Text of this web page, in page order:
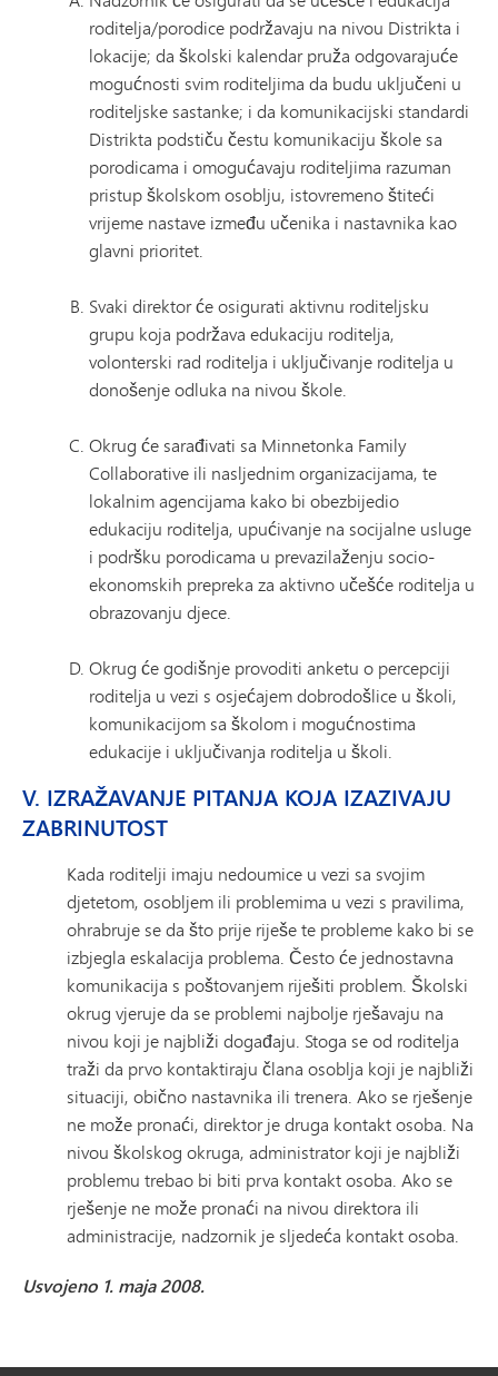
roditelja/porodice podržavaju na nivou Distrikta i
lokacije; da školski kalendar pruža odgovarajuće
mogućnosti svim roditeljima da budu uključeni u
roditeljske sastanke; i da komunikacijski standardi
Distrikta podstiču čestu komunikaciju škole sa
porodicama i omogućavaju roditeljima razuman
pristup školskom osoblju, istovremeno štiteći
vrijeme nastave između učenika i nastavnika kao
glavni prioritet.
Svaki direktor će osigurati aktivnu roditeljsku
grupu koja podržava edukaciju roditelja,
volonterski rad roditelja i uključivanje roditelja u
donošenje odluka na nivou škole.
Okrug će sarađivati ​​sa Minnetonka Family
Collaborative ili nasljednim organizacijama, te
lokalnim agencijama kako bi obezbijedio
edukaciju roditelja, upućivanje na socijalne usluge
i podršku porodicama u prevazilaženju socio-
ekonomskih prepreka za aktivno učešće roditelja u
obrazovanju djece.
Okrug će godišnje provoditi anketu o percepciji
roditelja u vezi s osjećajem dobrodošlice u školi,
komunikacijom sa školom i mogućnostima
edukacije i uključivanja roditelja u školi.
V. IZRAŽAVANJE PITANJA KOJA IZAZIVAJU
ZABRINUTOST
Kada roditelji imaju nedoumice u vezi sa svojim
djetetom, osobljem ili problemima u vezi s pravilima,
ohrabruje se da što prije riješe te probleme kako bi se
izbjegla eskalacija problema. Često će jednostavna
komunikacija s poštovanjem riješiti problem. Školski
okrug vjeruje da se problemi najbolje rješavaju na
nivou koji je najbliži događaju. Stoga se od roditelja
traži da prvo kontaktiraju člana osoblja koji je najbliži
situaciji, obično nastavnika ili trenera. Ako se rješenje
ne može pronaći, direktor je druga kontakt osoba. Na
nivou školskog okruga, administrator koji je najbliži
problemu trebao bi biti prva kontakt osoba. Ako se
rješenje ne može pronaći na nivou direktora ili
administracije, nadzornik je sljedeća kontakt osoba.
Usvojeno 1. maja 2008.